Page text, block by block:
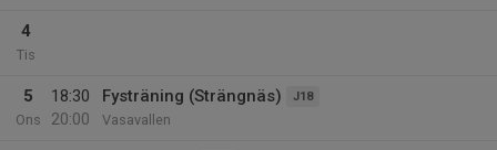
4
Tis
5
Ons
18:30
20:00
Fysträning (Strängnäs) J18
Vasavallen